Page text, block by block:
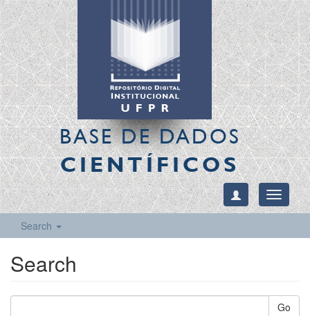
BASE DE DADOS
CIENTÍFICOS
Toggle
Search
Search
Go